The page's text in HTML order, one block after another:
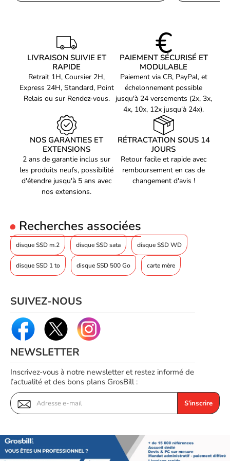
configurations orientées création de contenu.
Stockage confortable de 1To
plusieurs logiciels, des jeux récents et de nombreux fichiers
personnels. Le format M.2 2280 s’intègre directement sur une
LIVRAISON SUIVIE ET
RAPIDE
Retrait 1H, Coursier 2H,
Express 24H, Standard, Point
Relais ou sur Rendez-vous.
PAIEMENT SÉCURISÉ ET
MODULABLE
Paiement via CB, PayPal, et
échelonnement possible
jusqu'à 24 versements (2x, 3x,
4x, 10x, 12x jusqu'à 24x).
NOS GARANTIES ET
EXTENSIONS
2 ans de garantie inclus sur
les produits neufs, possibilité
d'étendre jusqu'à 5 ans avec
nos extensions.
RÉTRACTATION SOUS 14
JOURS
Retour facile et rapide avec
remboursement en cas de
changement d'avis !
Recherches associées
disque SSD m.2 disque SSD sata disque SSD WD
disque SSD 1 to disque SSD 500 Go carte mère
SUIVEZ-NOUS
NEWSLETTER
Inscrivez-vous à notre newsletter et restez informé de
l’actualité et des bons plans GrosBill :
S'inscrire